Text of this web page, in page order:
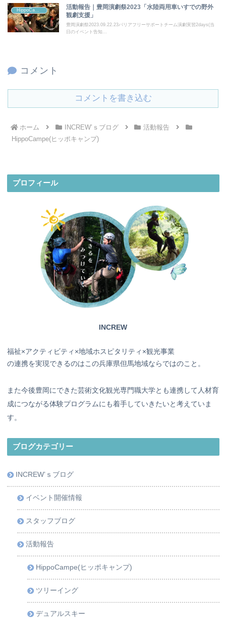
活動報告｜豊岡演劇祭2023「水陸両用車いすでの野外
観劇支援」
豊岡演劇祭2023.09.22.23バリアフリーサポートチーム演劇実習2days(当
日のイベント告知...
コメント
コメントを書き込む
ホーム INCREW’ｓブログ
活動報告
HippoCampe(ヒッポキャンプ)
プロフィール
INCREW
福祉×アクティビティ×地域ホスピタリティ×観光事業
の連携を実現できるのはこの兵庫県但馬地域ならではのこと。
また今後豊岡にできた芸術文化観光専門職大学とも連携して人材育
成につながる体験プログラムにも着手していきたいと考えていま
す。
ブログカテゴリー
INCREW’ｓブログ
イベント開催情報
スタッフブログ
活動報告
HippoCampe(ヒッポキャンプ)
ツリーイング
デュアルスキー